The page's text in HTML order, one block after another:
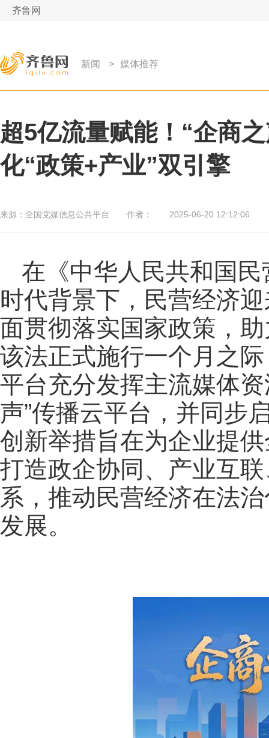
齐鲁网
新闻 > 媒体推荐
超5亿流量赋能！“企商
化“政策+产业”双引擎
来源： 全国党媒信息公共平台 作者： 2025-06-20 12:12:06
在《中华人民共和国
时代背景下，民营经济
面贯彻落实国家政策，
该法正式施行一个月之
平台充分发挥主流媒体
声”传播云平台，并同步
创新举措旨在为企业提
打造政企协同、产业互
系，推动民营经济在法
发展。